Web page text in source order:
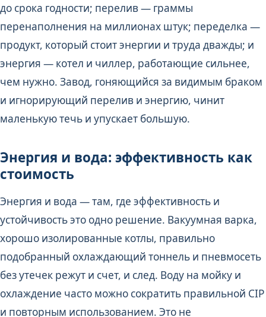
до срока годности; перелив — граммы
перенаполнения на миллионах штук; переделка —
продукт, который стоит энергии и труда дважды; и
энергия — котел и чиллер, работающие сильнее,
чем нужно. Завод, гоняющийся за видимым браком
и игнорирующий перелив и энергию, чинит
маленькую течь и упускает большую.
Энергия и вода: эффективность как
стоимость
Энергия и вода — там, где эффективность и
устойчивость это одно решение. Вакуумная варка,
хорошо изолированные котлы, правильно
подобранный охлаждающий тоннель и пневмосеть
без утечек режут и счет, и след. Воду на мойку и
охлаждение часто можно сократить правильной CIP
и повторным использованием. Это не